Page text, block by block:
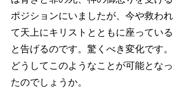
ポジションにいましたが、今や救われ
て天上にキリストとともに座っている
と告げるのです。驚くべき変化です。
どうしてこのようなことが可能となっ
たのでしょうか。